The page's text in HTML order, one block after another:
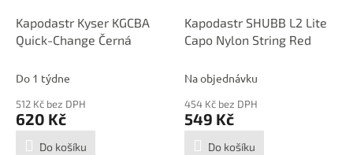
Kapodastr Kyser KGCBA
Quick-Change Černá
Do 1 týdne
512 Kč bez DPH
620 Kč
Do košíku
Kapodastr SHUBB L2 Lite
Capo Nylon String Red
Na objednávku
454 Kč bez DPH
549 Kč
Do košíku